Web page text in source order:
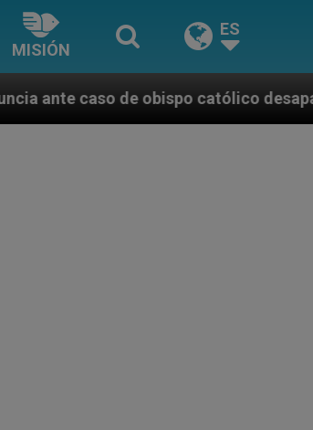
MISIÓN
ES
católico desaparecido por la